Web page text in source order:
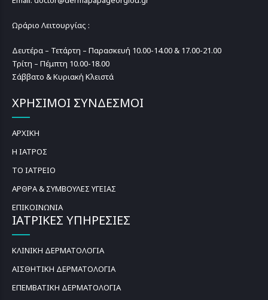
Ωράριο Λειτουργίας :
Δευτέρα – Τετάρτη – Παρασκευή 10.00-14.00 & 17.00-21.00
Τρίτη – Πέμπτη 10.00-18.00
Σάββατο & Κυριακή Κλειστά
ΧΡΗΣΙΜΟΙ ΣΥΝΔΕΣΜΟΙ
ΑΡΧΙΚΗ
Η ΙΑΤΡΟΣ
ΤΟ ΙΑΤΡΕΙΟ
ΑΡΘΡΑ & ΣΥΜΒΟΥΛΕΣ ΥΓΕΙΑΣ
ΕΠΙΚΟΙΝΩΝΙΑ
ΙΑΤΡΙΚΕΣ ΥΠΗΡΕΣΙΕΣ
ΚΛΙΝΙΚΗ ΔΕΡΜΑΤΟΛΟΓΙΑ
ΑΙΣΘΗΤΙΚΗ ΔΕΡΜΑΤΟΛΟΓΙΑ
ΕΠΕΜΒΑΤΙΚΗ ΔΕΡΜΑΤΟΛΟΓΙΑ